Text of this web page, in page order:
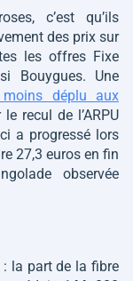
c’est qu’ils
des prix sur
les offres Fixe
Bouygues. Une
déplu aux
recul de l’ARPU
a progressé lors
27,3 euros en fin
observée
: la part de la fibre